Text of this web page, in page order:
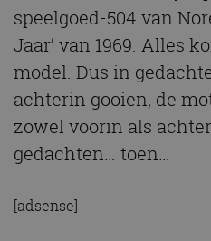
Adverteren
Contact
speelgoed-504 van
Jaar’ van 1969. Alles
model. Dus in
achterin gooien, de
zowel voorin als
gedachten… toen…
[adsense]